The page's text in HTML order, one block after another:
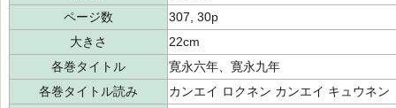
ページ数
307, 30p
大きさ
22cm
各巻タイトル
寛永六年、寛永九年
各巻タイトル読み
カンエイ ロクネン カンエイ キュウネン